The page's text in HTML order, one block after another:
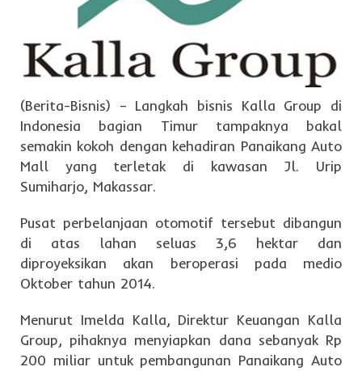
(Berita-Bisnis) – Langkah bisnis Kalla Group di
Indonesia bagian Timur tampaknya bakal
semakin kokoh dengan kehadiran Panaikang Auto
Mall yang terletak di kawasan Jl. Urip
Sumiharjo, Makassar.
Pusat perbelanjaan otomotif tersebut dibangun
di atas lahan seluas 3,6 hektar dan
diproyeksikan akan beroperasi pada medio
Oktober tahun 2014.
Menurut Imelda Kalla, Direktur Keuangan Kalla
Group, pihaknya menyiapkan dana sebanyak Rp
200 miliar untuk pembangunan Panaikang Auto